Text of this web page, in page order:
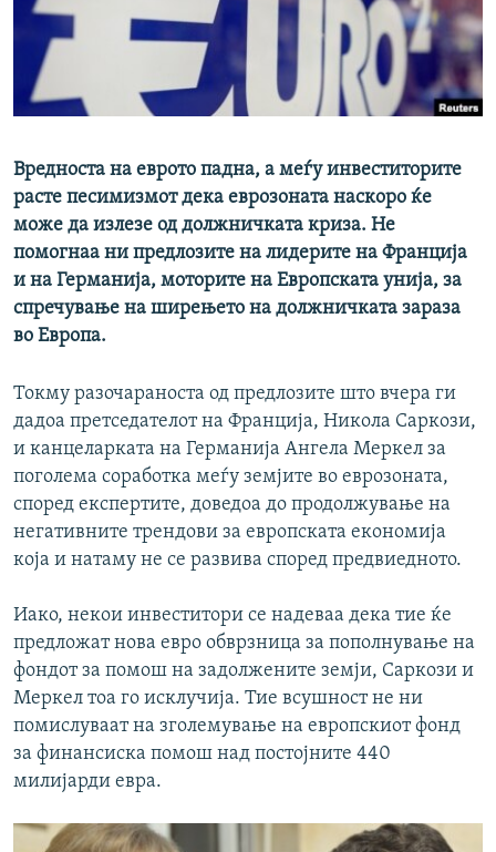
РСЕ веб страници
Вредноста на еврото падна, а меѓу инвеститорите
расте песимизмот дека еврозоната наскоро ќе
може да излезе од должничката криза. Не
помогнаа ни предлозите на лидерите на Франција
и на Германија, моторите на Европската унија, за
спречување на ширењето на должничката зараза
во Европа.
Токму разочараноста од предлозите што вчера ги
дадоа претседателот на Франција, Никола Саркози,
и канцеларката на Германија Ангела Меркел за
поголема соработка меѓу земјите во еврозоната,
според експертите, доведоа до продолжување на
негативните трендови за европската економија
која и натаму не се развива според предвиедното.
Иако, некои инвеститори се надеваа дека тие ќе
предложат нова евро обврзница за пополнување на
фондот за помош на задолжените земји, Саркози и
Меркел тоа го исклучија. Тие всушност не ни
помислуваат на зголемување на европскиот фонд
за финансиска помош над постојните 440
милијарди евра.